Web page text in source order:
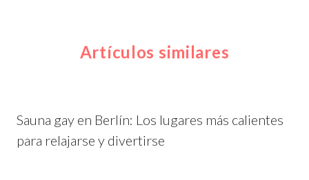
Artículos similares
Sauna gay en Berlín: Los lugares más calientes
para relajarse y divertirse